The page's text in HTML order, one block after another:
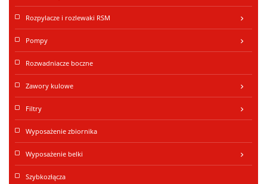
Rozpylacze i rozlewaki RSM keyboard_arrow_right
Pompy keyboard_arrow_right
Rozwadniacze boczne
Zawory kulowe keyboard_arrow_right
Filtry keyboard_arrow_right
Wyposażenie zbiornika
Wyposażenie belki keyboard_arrow_right
Szybkozłącza